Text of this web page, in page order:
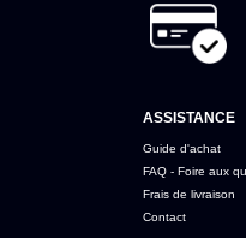
ASSISTANCE
Guide d'achat
FAQ - Foire aux
Frais de livraison
Contact